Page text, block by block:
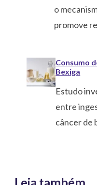
o
promove
Consumo
Bexiga
Estudo
entre
câncer de